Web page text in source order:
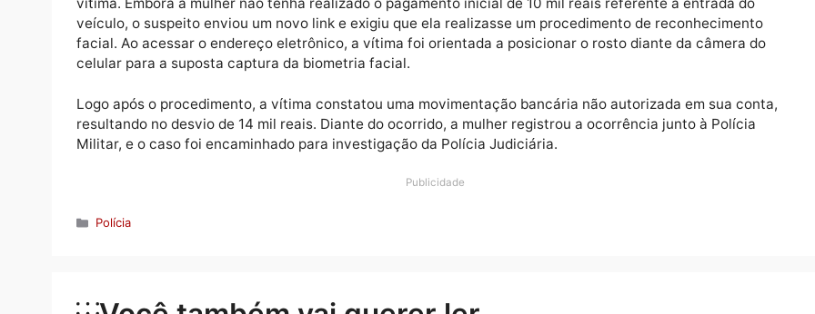
Publicidade
vítima. Embora a mulher não tenha realizado o pagamento inicial de 10 mil reais referente à entrada
veículo, o suspeito enviou um novo link e exigiu que ela realizasse um procedimento de
facial. Ao acessar o endereço eletrônico, a vítima foi orientada a posicionar o rosto diante da
Logo após o procedimento, a vítima constatou uma movimentação bancária não autorizada em sua